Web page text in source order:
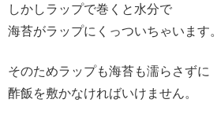
しかしラップで巻くと水分で
海苔がラップにくっついちゃいます。
そのためラップも海苔も濡らさずに
酢飯を敷かなければいけません。